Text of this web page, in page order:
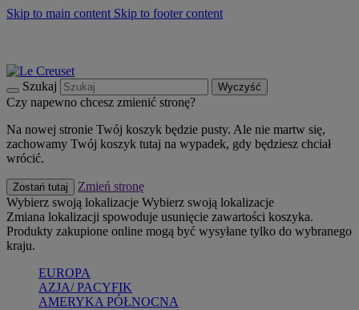
Skip to main content Skip to footer content
Szukaj Wyczyść
Czy napewno chcesz zmienić stronę?
Na nowej stronie Twój koszyk będzie pusty. Ale nie martw się,
zachowamy Twój koszyk tutaj na wypadek, gdy będziesz chciał
wrócić.
Zostań tutaj
Zmień stronę
Wybierz swoją lokalizacje Wybierz swoją lokalizacje
Zmiana lokalizacji spowoduje usunięcie zawartości koszyka.
Produkty zakupione online mogą być wysyłane tylko do wybranego
kraju.
EUROPA
AZJA/ PACYFIK
AMERYKA PÓŁNOCNA